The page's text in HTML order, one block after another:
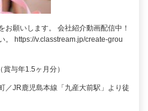
お願いします。 会社紹介動画配信中！
。 https://v.classtream.jp/create-grou
与年1.5ヶ月分）
／JR鹿児島本線「九産大前駅」より徒